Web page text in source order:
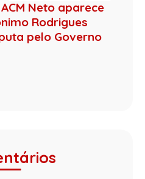
Neto aparece
Rodrigues
pelo Governo